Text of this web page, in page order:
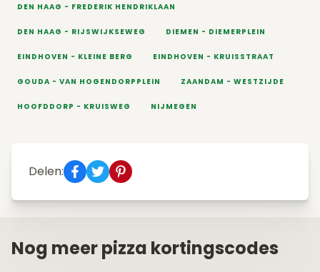
DEN HAAG - FREDERIK HENDRIKLAAN
DEN HAAG - RIJSWIJKSEWEG DIEMEN - DIEMERPLEIN
EINDHOVEN - KLEINE BERG EINDHOVEN - KRUISSTRAAT
GOUDA - VAN HOGENDORPPLEIN ZAANDAM - WESTZIJDE
HOOFDDORP - KRUISWEG NIJMEGEN
Delen:
Nog meer pizza kortingscodes